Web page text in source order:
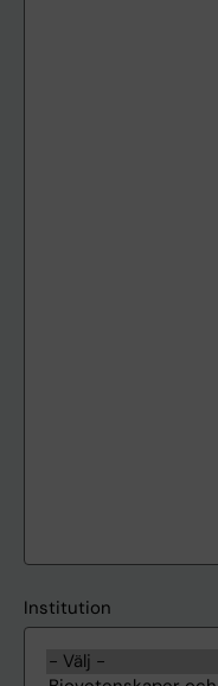
Institution